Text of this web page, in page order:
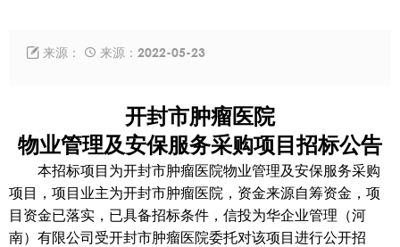
 来源：  来源：2022-05-23
开封市肿瘤医院
物业管理及安保服务采购项目招标公告
本招标项目为开封市肿瘤医院物业管理及安保服务采购
项目
，项目业主为开封市肿瘤医院 ，资金来源自筹资金 ，项
目资金已落实，已具备招标条件，信投为华企业管理（河
南）有限公司受开封市肿瘤医院委托对该项目 进行公开招